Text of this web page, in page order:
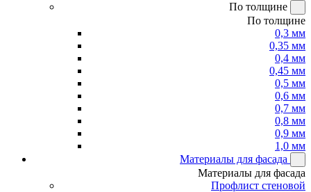
По толщине
По толщине
0,3 мм
0,35 мм
0,4 мм
0,45 мм
0,5 мм
0,6 мм
0,7 мм
0,8 мм
0,9 мм
1,0 мм
Материалы для фасада
Материалы для фасада
Профлист стеновой